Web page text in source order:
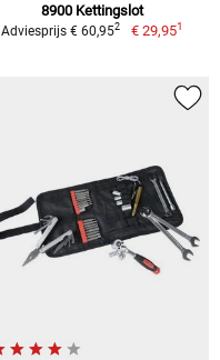
8900 Kettingslot
Adviesprijs € 60,952 € 29,951